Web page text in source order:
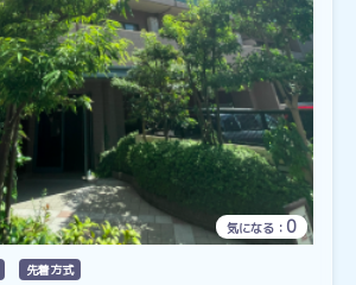
気になる： 0
先着方式